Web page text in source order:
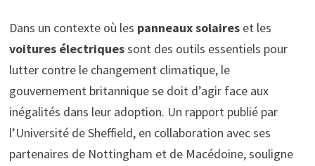
Dans un contexte où les panneaux solaireset les
voitures électriquessont des outils essentiels pour
lutter contre le changement climatique, le
gouvernement britannique se doit d’agir face aux
inégalités dans leur adoption. Un rapport publié par
l’Université de Sheffield, en collaboration avec ses
partenaires de Nottingham et de Macédoine, souligne